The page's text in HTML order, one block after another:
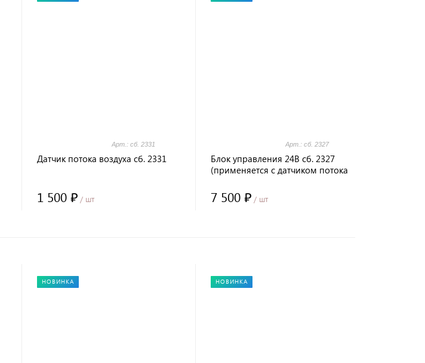
Арт.: сб. 2331
Датчик потока воздуха сб. 2331
1 500 ₽/ шт
Арт.: сб. 2327
Блок управления 24В сб. 2327
(применяется с датчиком потока
7 500 ₽ / шт
НОВИНКА НОВИНКА